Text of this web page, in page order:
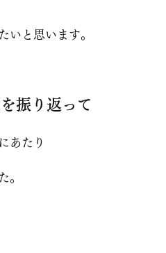
いと思います。
振り返って
あたり
。